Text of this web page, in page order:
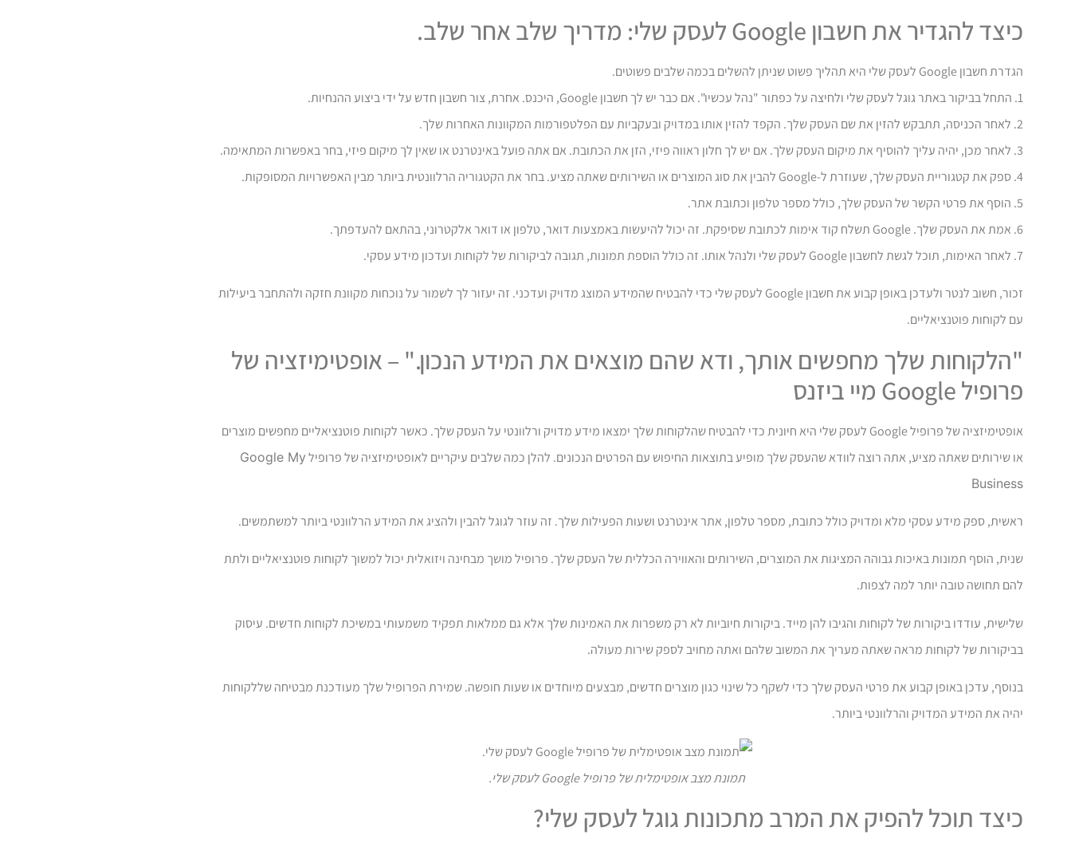
כיצד להגדיר את חשבון Google לעסק שלי: מדריך שלב אחר שלב.
הגדרת חשבון Google לעסק שלי היא תהליך פשוט שניתן להשלים בכמה שלבים פשוטים.
1. התחל בביקור באתר גוגל לעסק שלי ולחיצה על כפתור "נהל עכשיו". אם כבר יש לך חשבון Google, היכנס. אחרת, צור חשבון חדש על ידי ביצוע ההנחיות.
2. לאחר הכניסה, תתבקש להזין את שם העסק שלך. הקפד להזין אותו במדויק ובעקביות עם הפלטפורמות המקוונות האחרות שלך.
3. לאחר מכן, יהיה עליך להוסיף את מיקום העסק שלך. אם יש לך חלון ראווה פיזי, הזן את הכתובת. אם אתה פועל באינטרנט או שאין לך מיקום פיזי, בחר באפשרות המתאימה.
4. ספק את קטגוריית העסק שלך, שעוזרת ל-Google להבין את סוג המוצרים או השירותים שאתה מציע. בחר את הקטגוריה הרלוונטית ביותר מבין האפשרויות המסופקות.
5. הוסף את פרטי הקשר של העסק שלך, כולל מספר טלפון וכתובת אתר.
6. אמת את העסק שלך. Google תשלח קוד אימות לכתובת שסיפקת. זה יכול להיעשות באמצעות דואר, טלפון או דואר אלקטרוני, בהתאם להעדפתך.
7. לאחר האימות, תוכל לגשת לחשבון Google לעסק שלי ולנהל אותו. זה כולל הוספת תמונות, תגובה לביקורות של לקוחות ועדכון מידע עסקי.
זכור, חשוב לנטר ולעדכן באופן קבוע את חשבון Google לעסק שלי כדי להבטיח שהמידע המוצג מדויק ועדכני. זה יעזור לך לשמור על נוכחות מקוונת חזקה ולהתחבר ביעילות
עם לקוחות פוטנציאליים.
"הלקוחות שלך מחפשים אותך, ודא שהם מוצאים את המידע הנכון." – אופטימיזציה של
פרופיל Google מיי ביזנס
אופטימיזציה של פרופיל Google לעסק שלי היא חיונית כדי להבטיח שהלקוחות שלך ימצאו מידע מדויק ורלוונטי על העסק שלך. כאשר לקוחות פוטנציאליים מחפשים מוצרים
או שירותים שאתה מציע, אתה רוצה לוודא שהעסק שלך מופיע בתוצאות החיפוש עם הפרטים הנכונים. להלן כמה שלבים עיקריים לאופטימיזציה של פרופיל Google My
Business
ראשית, ספק מידע עסקי מלא ומדויק כולל כתובת, מספר טלפון, אתר אינטרנט ושעות הפעילות שלך. זה עוזר לגוגל להבין ולהציג את המידע הרלוונטי ביותר למשתמשים.
שנית, הוסף תמונות באיכות גבוהה המציגות את המוצרים, השירותים והאווירה הכללית של העסק שלך. פרופיל מושך מבחינה ויזואלית יכול למשוך לקוחות פוטנציאליים ולתת
להם תחושה טובה יותר למה לצפות.
שלישית, עודדו ביקורות של לקוחות והגיבו להן מייד. ביקורות חיוביות לא רק משפרות את האמינות שלך אלא גם ממלאות תפקיד משמעותי במשיכת לקוחות חדשים. עיסוק
בביקורות של לקוחות מראה שאתה מעריך את המשוב שלהם ואתה מחויב לספק שירות מעולה.
בנוסף, עדכן באופן קבוע את פרטי העסק שלך כדי לשקף כל שינוי כגון מוצרים חדשים, מבצעים מיוחדים או שעות חופשה. שמירת הפרופיל שלך מעודכנת מבטיחה שללקוחות
יהיה את המידע המדויק והרלוונטי ביותר.
תמונת מצב אופטימלית של פרופיל Google לעסק שלי.
כיצד תוכל להפיק את המרב מתכונות גוגל לעסק שלי?